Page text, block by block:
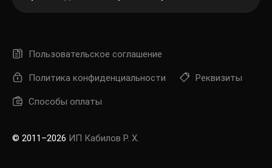
Пользовательское соглашение
Политика конфиденциальности Реквизиты
Способы оплаты
© 2011–2026 ИП Кабилов Р. Х.